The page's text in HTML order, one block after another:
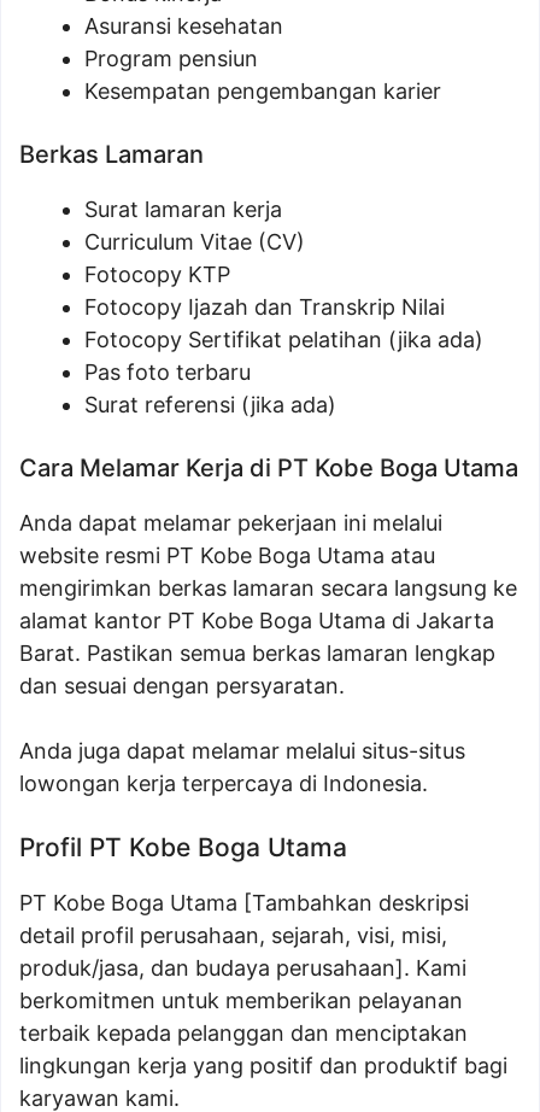
Asuransi kesehatan
Program pensiun
Kesempatan pengembangan karier
Berkas Lamaran
Surat lamaran kerja
Curriculum Vitae (CV)
Fotocopy KTP
Fotocopy Ijazah dan Transkrip Nilai
Fotocopy Sertifikat pelatihan (jika ada)
Pas foto terbaru
Surat referensi (jika ada)
Cara Melamar Kerja di PT Kobe Boga Utama
Anda dapat melamar pekerjaan ini melalui
website resmi PT Kobe Boga Utama atau
mengirimkan berkas lamaran secara langsung ke
alamat kantor PT Kobe Boga Utama di Jakarta
Barat. Pastikan semua berkas lamaran lengkap
dan sesuai dengan persyaratan.
Anda juga dapat melamar melalui situs-situs
lowongan kerja terpercaya di Indonesia.
Profil PT Kobe Boga Utama
PT Kobe Boga Utama [Tambahkan deskripsi
detail profil perusahaan, sejarah, visi, misi,
produk/jasa, dan budaya perusahaan]. Kami
berkomitmen untuk memberikan pelayanan
terbaik kepada pelanggan dan menciptakan
lingkungan kerja yang positif dan produktif bagi
karyawan kami.